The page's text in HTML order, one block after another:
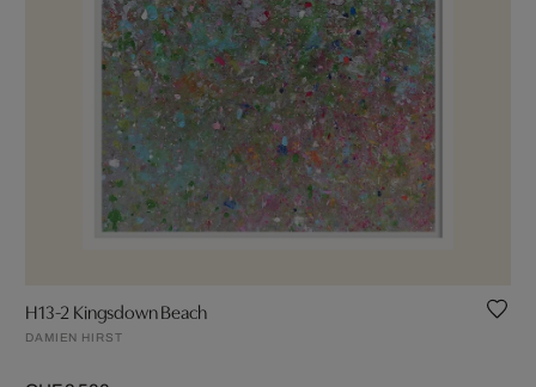
H13-2 Kingsdown Beach
DAMIEN HIRST